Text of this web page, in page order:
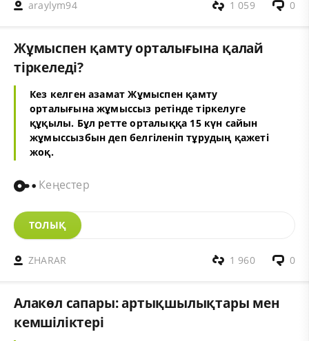
araylym94 0
1 059
Жұмыспен қамту орталығына қалай
тіркеледі?
Кез келген азамат Жұмыспен қамту
орталығына жұмыссыз ретінде тіркелуге
құқылы. Бұл ретте орталыққа 15 күн сайын
жұмыссызбын деп белгіленіп тұрудың қажеті
жоқ.
Кеңестер
ТОЛЫҚ
ZHARAR 0
1 960
Алакөл сапары: артықшылықтары мен
кемшіліктері